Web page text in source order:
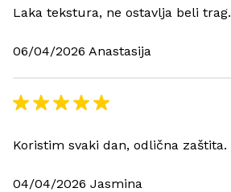
Laka tekstura, ne ostavlja beli trag.
06/04/2026 Anastasija
Koristim svaki dan, odlična zaštita.
04/04/2026 Jasmina